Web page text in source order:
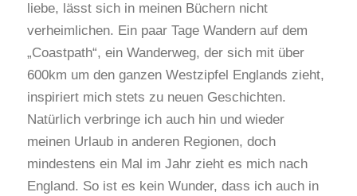
liebe, lässt sich in meinen Büchern nicht
verheimlichen. Ein paar Tage Wandern auf dem
„Coastpath“, ein Wanderweg, der sich mit über
600km um den ganzen Westzipfel Englands zieht,
inspiriert mich stets zu neuen Geschichten.
Natürlich verbringe ich auch hin und wieder
meinen Urlaub in anderen Regionen, doch
mindestens ein Mal im Jahr zieht es mich nach
England. So ist es kein Wunder, dass ich auch in